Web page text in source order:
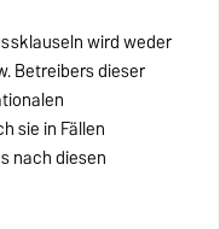
wird weder
Betreibers dieser
sie in Fällen
nach diesen